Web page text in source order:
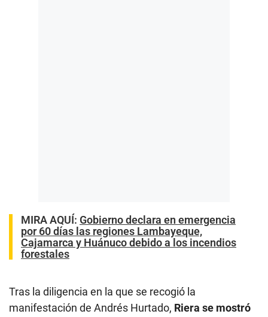
MIRA AQUÍ: Gobierno declara en emergencia
por 60 días las regiones Lambayeque,
Cajamarca y Huánuco debido a los incendios
forestales
Tras la diligencia en la que se recogió la
manifestación de Andrés Hurtado, Riera se mostró